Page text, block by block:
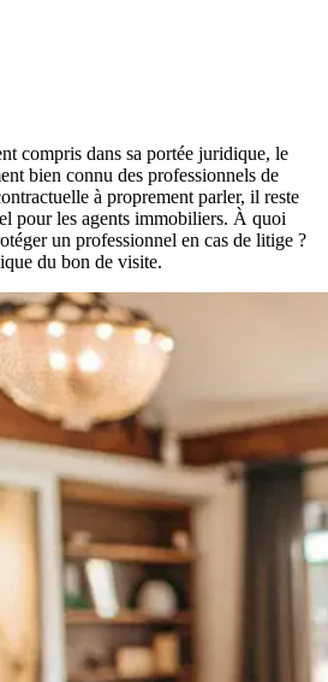
compris dans sa portée juridique, le
bien connu des professionnels de
à proprement parler, il reste
pour les agents immobiliers. À quoi
un professionnel en cas de litige ?
du bon de visite.